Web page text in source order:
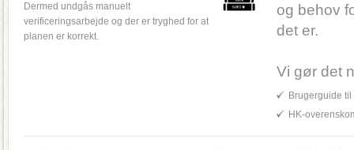
Dermed undgås manuelt
verificeringsarbejde og der er tryghed for at
planen er korrekt.
og behov
det er.
Vi gør det
Brugerguide
HK-